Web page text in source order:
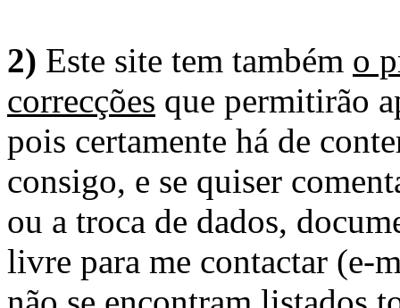
2) Este site tem também o
correcções que permitirão
pois certamente há de
consigo, e se quiser
ou a troca de dados,
livre para me contactar (e-